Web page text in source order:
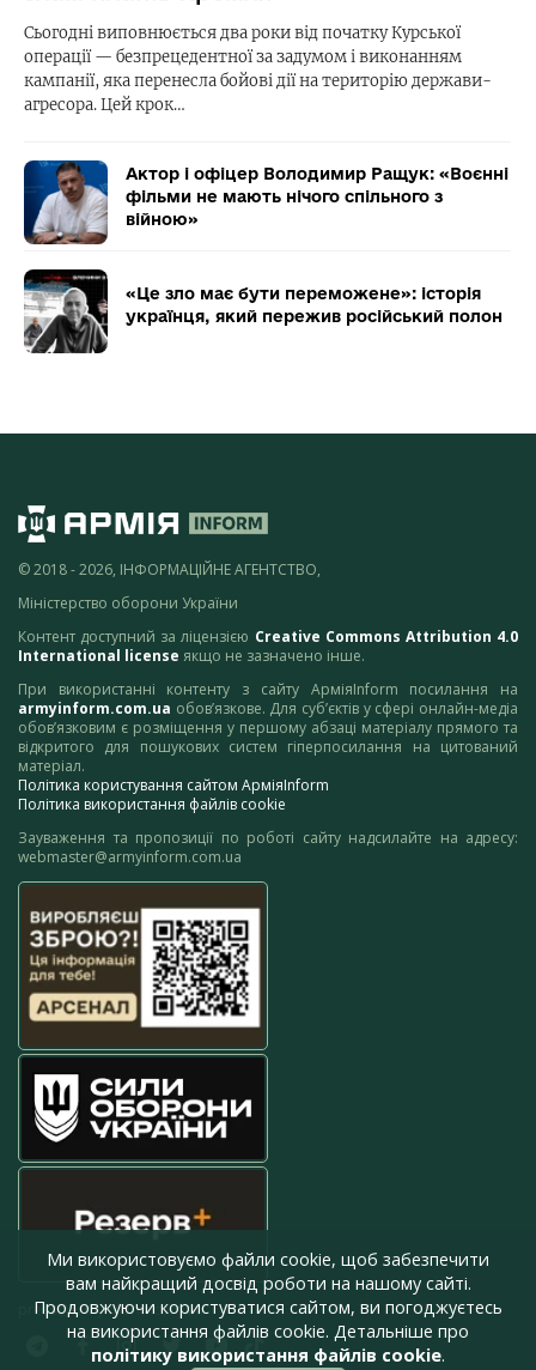
Сьогодні виповнюється два роки від початку Курської
операції — безпрецедентної за задумом і виконанням
кампанії, яка перенесла бойові дії на територію держави-
агресора. Цей крок…
Актор і офіцер Володимир Ращук: «Воєнні
фільми не мають нічого спільного з
війною»
«Це зло має бути переможене»: історія
українця, який пережив російський полон
© 2018 - 2026, ІНФОРМАЦІЙНЕ АГЕНТСТВО,
Міністерство оборони України
Контент доступний за ліцензією Creative Commons Attribution 4.0
International license якщо не зазначено інше.
При використанні контенту з сайту АрміяInform посилання на
armyinform.com.ua обов’язкове. Для суб’єктів у сфері онлайн-медіа
обов’язковим є розміщення у першому абзаці матеріалу прямого та
відкритого для пошукових систем гіперпосилання на цитований
матеріал.
Політика користування сайтом АрміяInform
Політика використання файлів cookie
Зауваження та пропозиції по роботі сайту надсилайте на адресу:
webmaster@armyinform.com.ua
press@armyinform.com.ua
Ми використовуємо файли cookie, щоб забезпечити
вам найкращий досвід роботи на нашому сайті.
Продовжуючи користуватися сайтом, ви погоджуєтесь
на використання файлів cookie. Детальніше про
політику використання файлів cookie.